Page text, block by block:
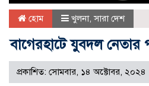
হোম খুলনা,সারা দেশ
বাগেরহাটে যুবদল নেতার
প্রকাশিত: সোমবার, ১৪ অক্টোবর, ২০২৪